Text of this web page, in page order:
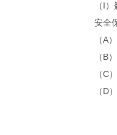
（I
安全
（A
（B
（C
（D